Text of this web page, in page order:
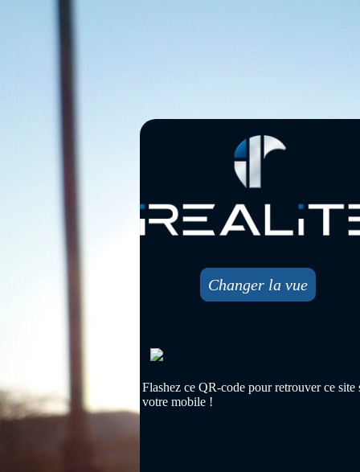
Changer la vue
Flashez ce QR-code pour retrouver ce site
votre mobile !